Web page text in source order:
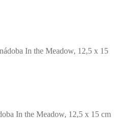
In the Meadow, 12,5 x 15
In the Meadow, 12,5 x 15 cm